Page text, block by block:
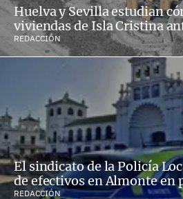
Huelva y Sevilla estudian
viviendas de Isla Cristina
REDACCIÓN
El sindicato de la Policía
de efectivos en Almonte en
REDACCIÓN